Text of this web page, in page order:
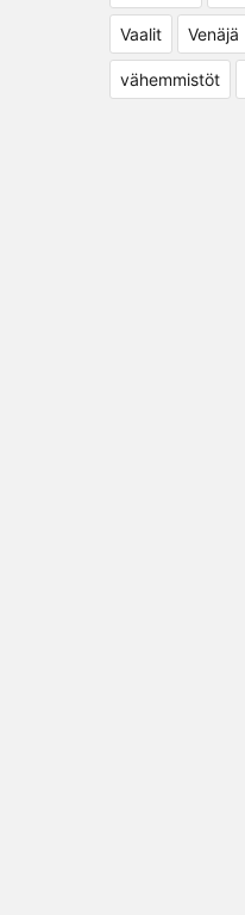
Vaalit Venäjä
vähemmistöt